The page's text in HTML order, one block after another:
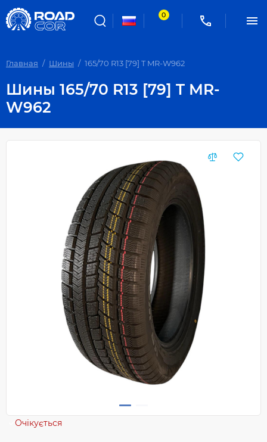
0
Главная Шины 165/70 R13 [79] T MR-W962
Шины 165/70 R13 [79] T MR-
W962
Очікується